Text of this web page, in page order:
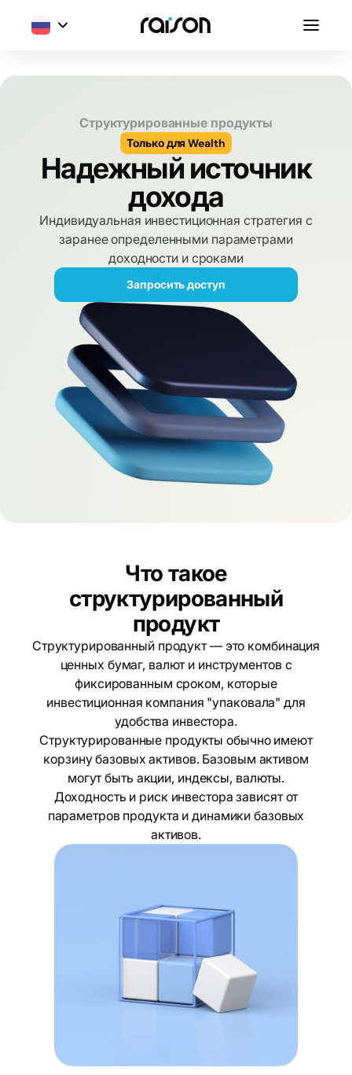
Структурированные продукты
Только для Wealth
Надежный источник
дохода
Индивидуальная инвестиционная стратегия с
заранее определенными параметрами
доходности и сроками
Запросить доступ
Что такое
структурированный
продукт
Структурированный продукт — это комбинация
ценных бумаг, валют и инструментов с
фиксированным сроком, которые
инвестиционная компания "упаковала" для
удобства инвестора.
Структурированные продукты обычно имеют
корзину базовых активов. Базовым активом
могут быть акции, индексы, валюты.
Доходность и риск инвестора зависят от
параметров продукта и динамики базовых
активов.